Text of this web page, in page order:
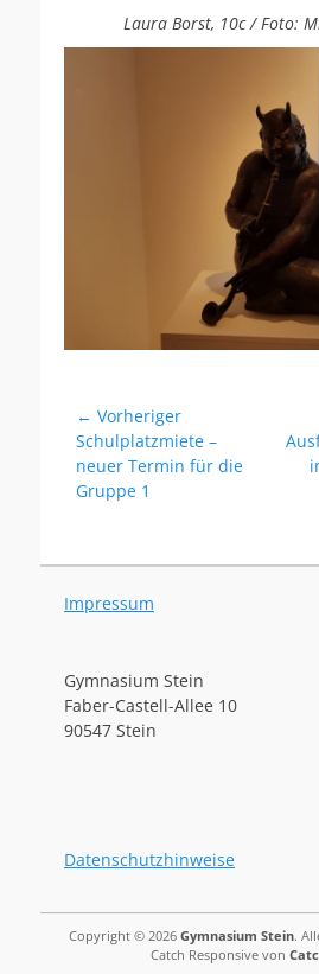
Laura Borst, 10c / Foto:
Beitragsnavigation
← Vorheriger
Vorheriger
Beitrag:
Schulplatzmiete –
neuer Termin für die
Gruppe 1
Impressum
Gymnasium Stein
Faber-Castell-Allee 10
90547 Stein
Datenschutzhinweise
Copyright © 2026 Gymnasium Stein.
Catch Responsive von